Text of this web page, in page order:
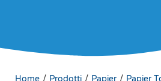
Home / Prodotti / Papier / Papier